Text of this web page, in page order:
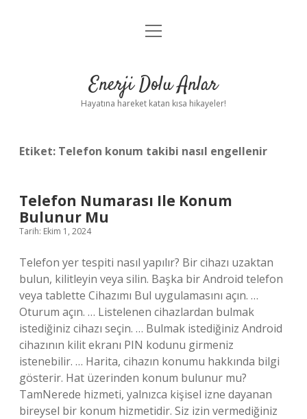
Anasayfa
Yasal Uyarı
menüyü
Enerji Dolu Anlar
Hayatına hareket katan kısa hikayeler!
Etiket: Telefon konum takibi nasıl engellenir
Telefon Numarası Ile Konum
Bulunur Mu
Tarih: Ekim 1, 2024
Telefon yer tespiti nasıl yapılır? Bir cihazı uzaktan
bulun, kilitleyin veya silin. Başka bir Android telefon
veya tablette Cihazımı Bul uygulamasını açın. …
Oturum açın. … Listelenen cihazlardan bulmak
istediğiniz cihazı seçin. … Bulmak istediğiniz Android
cihazının kilit ekranı PIN kodunu girmeniz
istenebilir. … Harita, cihazın konumu hakkında bilgi
gösterir. Hat üzerinden konum bulunur mu?
TamNerede hizmeti, yalnızca kişisel izne dayanan
bireysel bir konum hizmetidir. Siz izin vermediğiniz